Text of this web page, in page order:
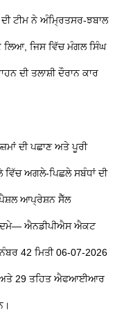
ਟੀਮ ਨੇ ਅੰਮ੍ਰਿਤਸਰ-ਝਬਾਲ
ਲਿਆ, ਜਿਸ ਵਿੱਚ ਮੰਗਲ ਸਿੰਘ
ਦੀ ਤਲਾਸ਼ੀ ਦੌਰਾਨ ਕਾਰ
ਦੀ ਪਛਾਣ ਅਤੇ ਪੂਰੀ
ਅਗਲੇ-ਪਿਛਲੇ ਸਬੰਧਾਂ ਦੀ
ਆਪ੍ਰੇਸ਼ਨ ਸੈੱਲ
ਐਨਡੀਪੀਐਸ ਐਕਟ
42 ਮਿਤੀ 06-07-2026
ਅਤੇ 29 ਤਹਿਤ ਐਫਆਈਆਰ